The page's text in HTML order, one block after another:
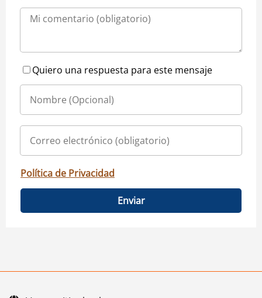
Quiero una respuesta para este mensaje
Política de Privacidad
Enviar